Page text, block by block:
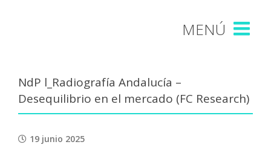
NdP l_Radiografía Andalucía –
Desequilibrio en el mercado (FC Research)
19 junio 2025